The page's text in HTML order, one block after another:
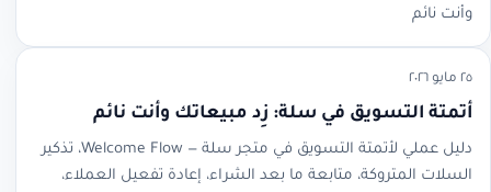
وأنت نائم
٢٥ مايو ٢٠٢٦
أتمتة التسويق في سلة: زِد مبيعاتك وأنت نائم
دليل عملي لأتمتة التسويق في متجر سلة — Welcome Flow، تذكير
السلات المتروكة، متابعة ما بعد الشراء، إعادة تفعيل العملاء،